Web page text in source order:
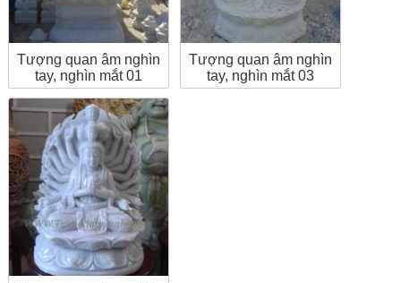
Tượng quan âm nghìn
tay, nghìn mắt 01
Tượng quan âm nghìn
tay, nghìn mắt 03